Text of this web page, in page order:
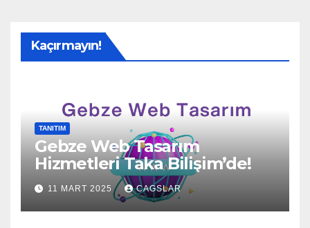
Kaçırmayın!
TANITIM
Gebze Web Tasarım
Hizmetleri Taka Bilişim’de!
11 MART 2025 CAGSLAR